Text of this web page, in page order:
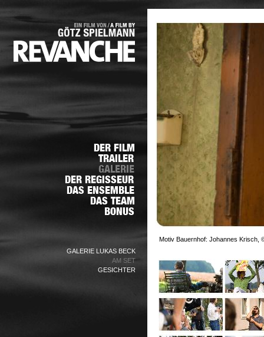
GALERIE LUKAS BECK
AM SET
GESICHTER
Motiv Bauernhof: Johannes Krisch,